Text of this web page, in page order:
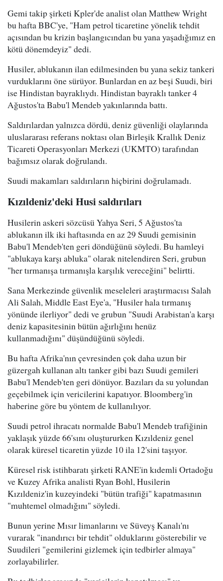
Gemi takip şirketi Kpler'de analist olan Matthew Wright
bu hafta BBC'ye, "Ham petrol ticaretine yönelik tehdit
açısından bu krizin başlangıcından bu yana yaşadığımız en
kötü dönemdeyiz" dedi.
Husiler, ablukanın ilan edilmesinden bu yana sekiz tankeri
vurduklarını öne sürüyor. Bunlardan en az beşi Suudi, biri
ise Hindistan bayraklıydı. Hindistan bayraklı tanker 4
Ağustos'ta Babu'l Mendeb yakınlarında battı.
Saldırılardan yalnızca dördü, deniz güvenliği olaylarında
uluslararası referans noktası olan Birleşik Krallık Deniz
Ticareti Operasyonları Merkezi (UKMTO) tarafından
bağımsız olarak doğrulandı.
Suudi makamları saldırıların hiçbirini doğrulamadı.
Kızıldeniz'deki Husi saldırıları
Husilerin askeri sözcüsü Yahya Seri, 5 Ağustos'ta
ablukanın ilk iki haftasında en az 29 Suudi gemisinin
Babu'l Mendeb'ten geri döndüğünü söyledi. Bu hamleyi
"ablukaya karşı abluka" olarak nitelendiren Seri, grubun
"her tırmanışa tırmanışla karşılık vereceğini" belirtti.
Sana Merkezinde güvenlik meseleleri araştırmacısı Salah
Ali Salah, Middle East Eye'a, "Husiler hala tırmanış
yönünde ilerliyor" dedi ve grubun "Suudi Arabistan'a karşı
deniz kapasitesinin bütün ağırlığını henüz
kullanmadığını" düşündüğünü söyledi.
Bu hafta Afrika'nın çevresinden çok daha uzun bir
güzergah kullanan altı tanker gibi bazı Suudi gemileri
Babu'l Mendeb'ten geri dönüyor. Bazıları da su yolundan
geçebilmek için vericilerini kapatıyor. Bloomberg'in
haberine göre bu yöntem de kullanılıyor.
Suudi petrol ihracatı normalde Babu'l Mendeb trafiğinin
yaklaşık yüzde 66'sını oluştururken Kızıldeniz genel
olarak küresel ticaretin yüzde 10 ila 12'sini taşıyor.
Küresel risk istihbaratı şirketi RANE'in kıdemli Ortadoğu
ve Kuzey Afrika analisti Ryan Bohl, Husilerin
Kızıldeniz'in kuzeyindeki "bütün trafiği" kapatmasının
"muhtemel olmadığını" söyledi.
Bunun yerine Mısır limanlarını ve Süveyş Kanalı'nı
vurarak "inandırıcı bir tehdit" olduklarını gösterebilir ve
Suudileri "gemilerini gizlemek için tedbirler almaya"
zorlayabilirler.